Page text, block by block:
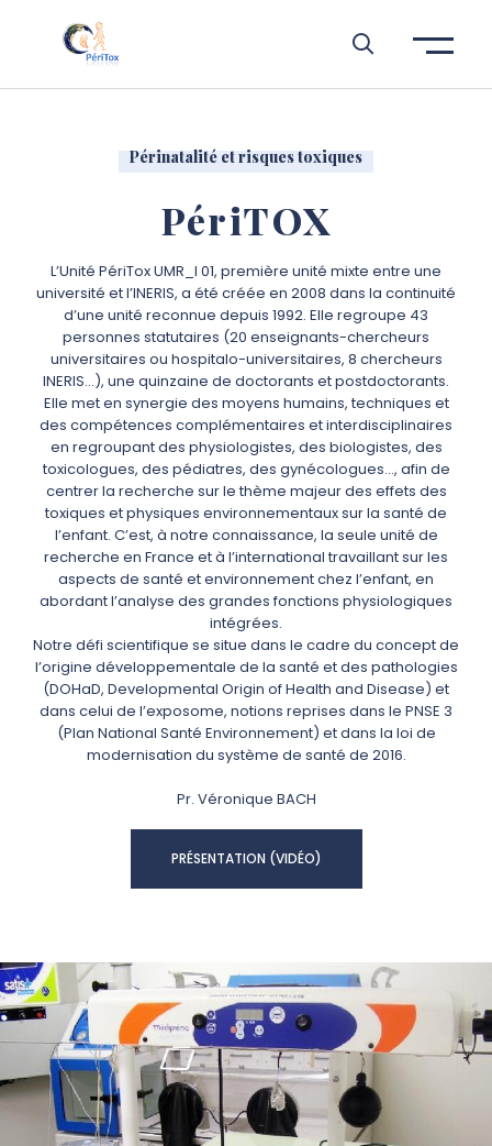
Aller à l’entête de page
Aller au menu principale
Aller au contenu principal
Aller à la recherche
Passer aux cookies
Aller au pied de page
Périnatalité et risques toxiques
PériTOX
L’Unité PériTox UMR_I 01, première unité mixte entre une
université et l’INERIS, a été créée en 2008 dans la continuité
d’une unité reconnue depuis 1992. Elle regroupe 43
personnes statutaires (20 enseignants-chercheurs
universitaires ou hospitalo-universitaires, 8 chercheurs
INERIS…), une quinzaine de doctorants et postdoctorants.
Elle met en synergie des moyens humains, techniques et
des compétences complémentaires et interdisciplinaires
en regroupant des physiologistes, des biologistes, des
toxicologues, des pédiatres, des gynécologues…, afin de
centrer la recherche sur le thème majeur des effets des
toxiques et physiques environnementaux sur la santé de
l’enfant. C’est, à notre connaissance, la seule unité de
recherche en France et à l’international travaillant sur les
aspects de santé et environnement chez l’enfant, en
abordant l’analyse des grandes fonctions physiologiques
intégrées.
Notre défi scientifique se situe dans le cadre du concept de
l’origine développementale de la santé et des pathologies
(DOHaD, Developmental Origin of Health and Disease) et
dans celui de l’exposome, notions reprises dans le PNSE 3
(Plan National Santé Environnement) et dans la loi de
modernisation du système de santé de 2016.
Pr. Véronique BACH
PRÉSENTATION (VIDÉO)